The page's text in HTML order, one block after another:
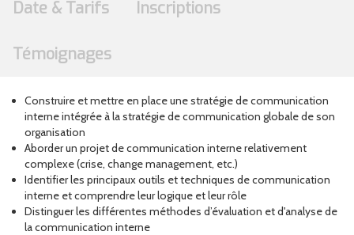
Date & Tarifs Inscriptions
Témoignages
Construire et mettre en place une stratégie de communication
interne intégrée à la stratégie de communication globale de son
organisation
Aborder un projet de communication interne relativement
complexe (crise, change management, etc.)
Identifier les principaux outils et techniques de communication
interne et comprendre leur logique et leur rôle
Distinguer les différentes méthodes d’évaluation et d'analyse de
la communication interne